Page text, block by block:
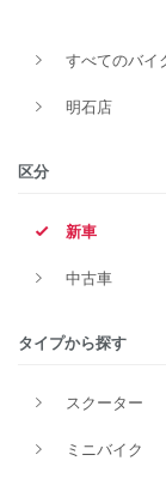
すべてのバイ
明石店
区分
新車
中古車
タイプから探す
スクーター
ミニバイク
新
タイプ
価格